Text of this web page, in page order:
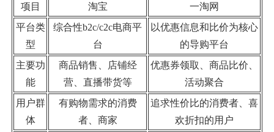
项目 淘宝
一淘网
平台类
型
综合性b2c/c2c电商平
台
以优惠信息和比价为核心
的导购平台
主要功
能
商品销售、店铺经
营、直播带货等
优惠券领取、商品比价、
活动聚合
用户群
体
有购物需求的消费
者、商家
追求性价比的消费者、喜
欢折扣的用户